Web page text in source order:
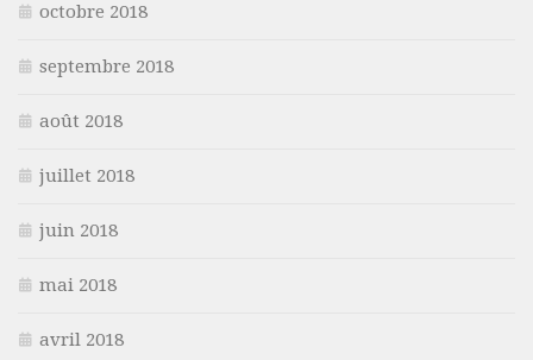
octobre 2018
septembre 2018
août 2018
juillet 2018
juin 2018
mai 2018
avril 2018